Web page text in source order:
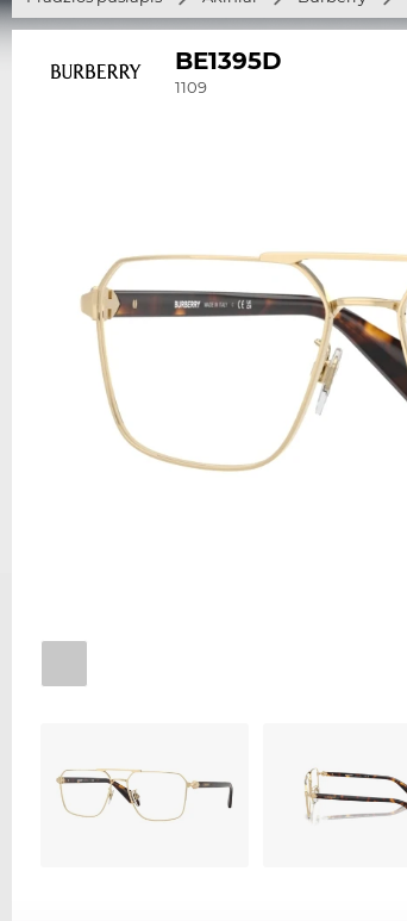
BE1395D
1109